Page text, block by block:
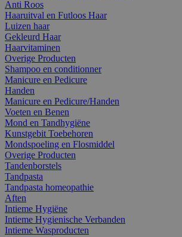
Anti Roos
Haaruitval en Futloos Haar
Luizen haar
Gekleurd Haar
Haarvitaminen
Overige Producten
Shampoo en conditionner
Manicure en Pedicure
Handen
Manicure en Pedicure/Handen
Voeten en Benen
Mond en Tandhygiëne
Kunstgebit Toebehoren
Mondspoeling en Flosmiddel
Overige Producten
Tandenborstels
Tandpasta
Tandpasta homeopathie
Aften
Intieme Hygiëne
Intieme Hygienische Verbanden
Intieme Wasproducten